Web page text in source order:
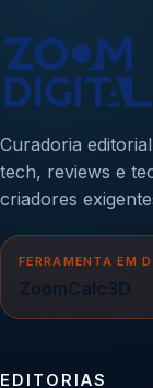
Curadoria
tech, reviews e
criadores
FERRAMENTA EM
ZoomCalc3D
EDITORIAS